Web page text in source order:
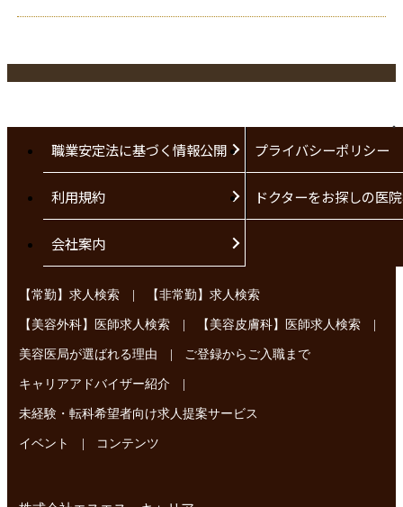
職業安定法に基づく情報公開 プライバシーポリシー
利用規約 ドクターをお探しの医
会社案内
【常勤】求人検索 | 【非常勤】求人検索
【美容外科】医師求人検索 | 【美容皮膚科】医師求人検索 |
美容医局が選ばれる理由 | ご登録からご入職まで
キャリアアドバイザー紹介 |
未経験・転科希望者向け求人提案サービス
イベント | コンテンツ